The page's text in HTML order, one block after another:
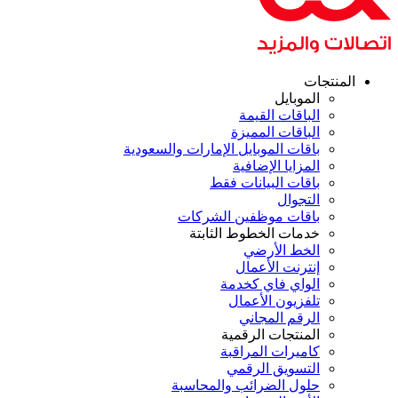
الموبايل
الباقات القيمة
الباقات المميزة
باقات الموبايل الإمارات والسعودية
المزايا الإضافية
باقات البيانات فقط
التجوال
باقات موظفين الشركات
خدمات الخطوط الثابتة
الخط الأرضي
إنترنت الأعمال
الواي فاي كخدمة
تلفزيون الأعمال
الرقم المجاني
المنتجات الرقمية
كاميرات المراقبة
التسويق الرقمي
حلول الضرائب والمحاسبة